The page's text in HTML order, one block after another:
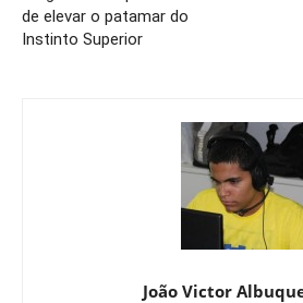
de elevar o patamar do
Instinto Superior
João Victor